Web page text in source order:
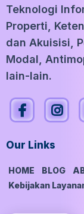
Teknologi
Properti,
dan Akuisisi,
Modal,
lain-lain.
Our Links
HOME BLOG
Kebijakan